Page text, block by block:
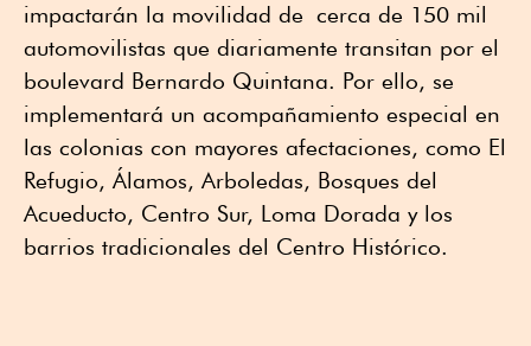
impactarán la movilidad de cerca de 150 mil
automovilistas que diariamente transitan por el
boulevard Bernardo Quintana. Por ello, se
implementará un acompañamiento especial en
las colonias con mayores afectaciones, como El
Refugio, Álamos, Arboledas, Bosques del
Acueducto, Centro Sur, Loma Dorada y los
barrios tradicionales del Centro Histórico.